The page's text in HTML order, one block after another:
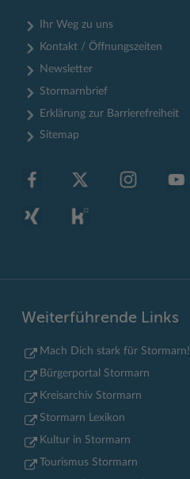
Ihr Weg zu uns
Kontakt / Öffnungszeiten
Newsletter
Stormarnbrief
Erklärung zur Barrierefreiheit
Sitemap
Weiterführende Links
Mach Dich stark für Stormarn!
Bürgerportal Stormarn
Kreisarchiv Stormarn
Stormarn Lexikon
Kultur in Stormarn
Tourismus Stormarn